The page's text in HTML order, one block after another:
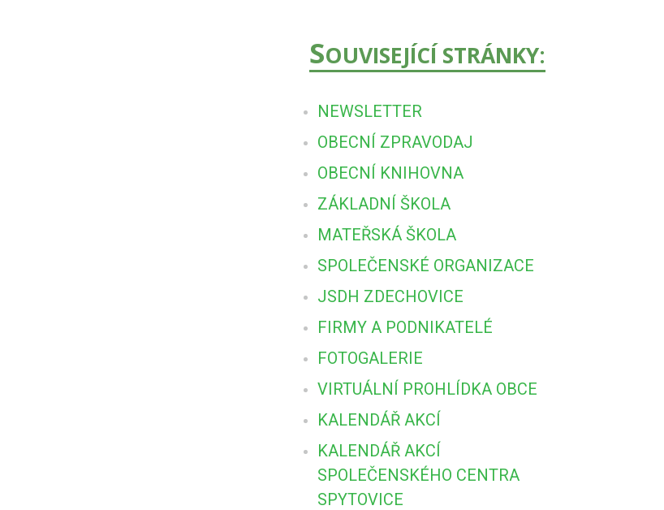
SOUVISEJÍCÍ STRÁNKY:
NEWSLETTER
OBECNÍ ZPRAVODAJ
OBECNÍ KNIHOVNA
ZÁKLADNÍ ŠKOLA
MATEŘSKÁ ŠKOLA
SPOLEČENSKÉ ORGANIZACE
JSDH ZDECHOVICE
FIRMY A PODNIKATELÉ
FOTOGALERIE
VIRTUÁLNÍ PROHLÍDKA OBCE
KALENDÁŘ AKCÍ
KALENDÁŘ AKCÍ
SPOLEČENSKÉHO CENTRA
SPYTOVICE